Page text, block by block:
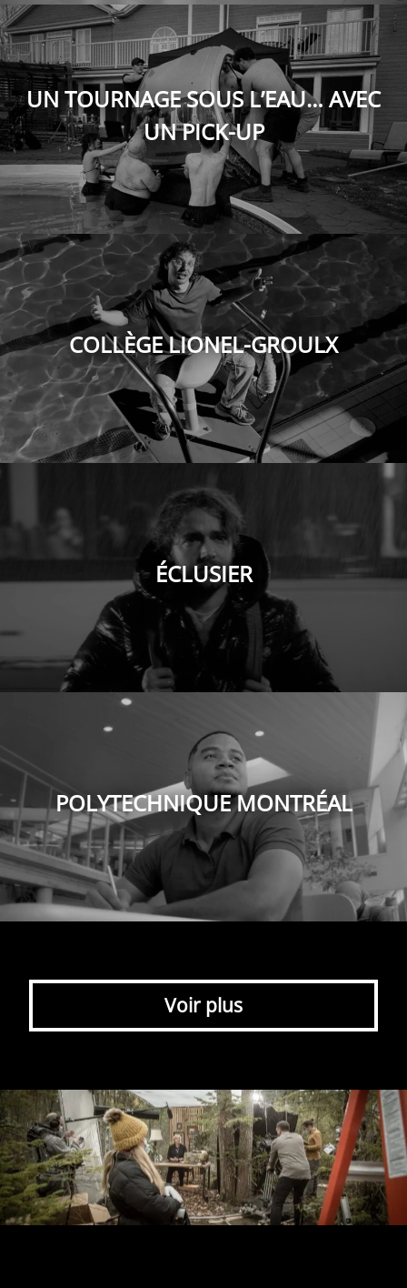
UN TOURNAGE SOUS L’EAU… AVEC
UN PICK-UP
COLLÈGE LIONEL-GROULX
ÉCLUSIER
POLYTECHNIQUE MONTRÉAL
Voir plus